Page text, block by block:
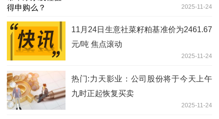
2025-11-24
11月24日生意社菜籽粕基准价为2461.67
元/吨 焦点滚动
2025-11-24
热门:力天影业：公司股份将于今天上午
九时正起恢复买卖
2025-11-24